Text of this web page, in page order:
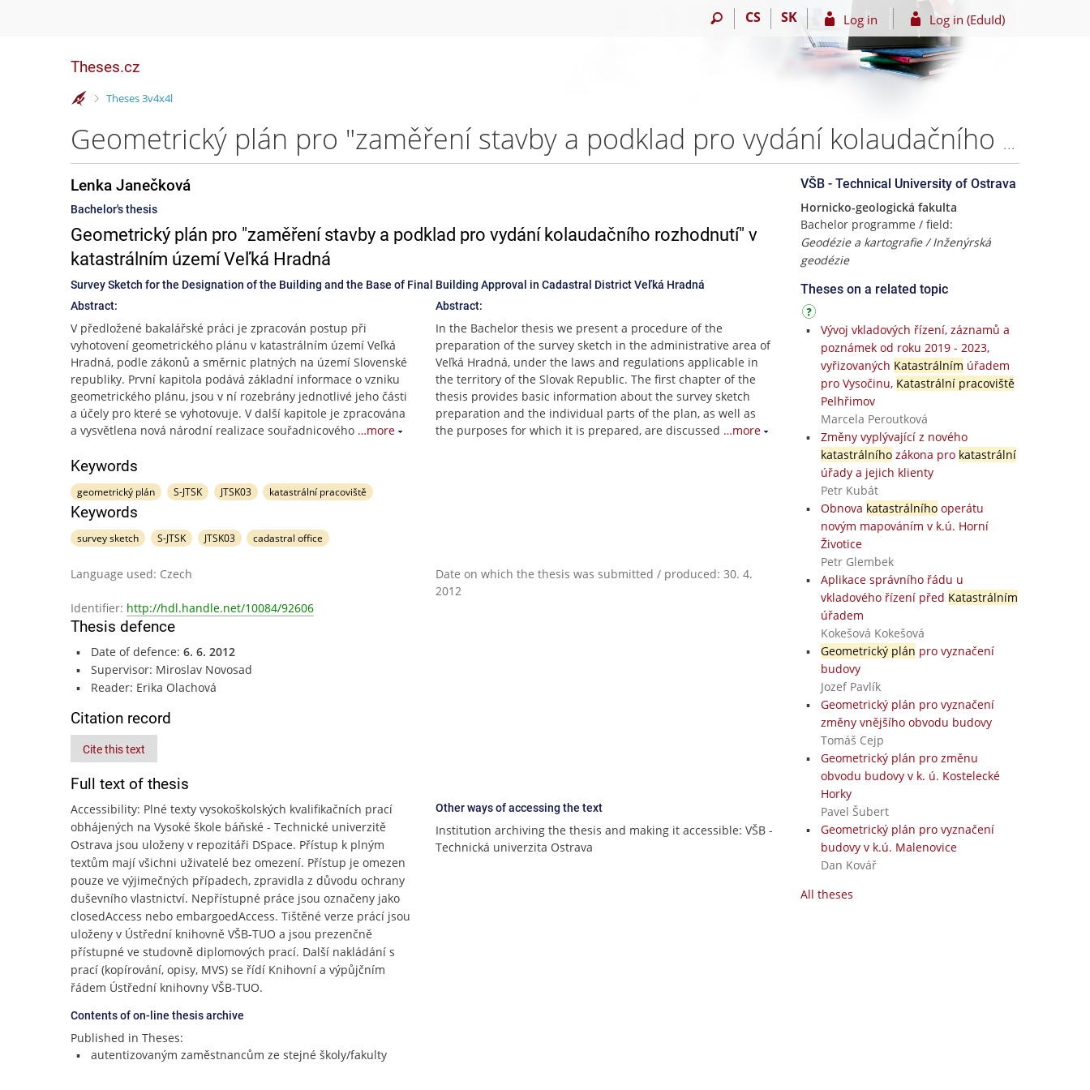
CS SK Log in Log in (EduId)
Theses.cz
>
Theses 3v4x4l
Geometrický plán pro "zaměření stavby a podklad pro vydání kolaudačního rozhodnutí" v katastrálním území Veľká Hradná – Lenka Janečková
Lenka Janečková
Bachelor's thesis
Geometrický plán pro "zaměření stavby a podklad pro vydání kolaudačního rozhodnutí" v
katastrálním území Veľká Hradná
Survey Sketch for the Designation of the Building and the Base of Final Building Approval in Cadastral District Veľká Hradná
Abstract:
V předložené bakalářské práci je zpracován postup při
vyhotovení geometrického plánu v katastrálním území Veľká
Hradná, podle zákonů a směrnic platných na území Slovenské
republiky. První kapitola podává základní informace o vzniku
geometrického plánu, jsou v ní rozebrány jednotlivé jeho části
a účely pro které se vyhotovuje. V další kapitole je zpracována
a vysvětlena nová národní realizace souřadnicového …more
Abstract:
In the Bachelor thesis we present a procedure of the
preparation of the survey sketch in the administrative area of
Veľká Hradná, under the laws and regulations applicable in
the territory of the Slovak Republic. The first chapter of the
thesis provides basic information about the survey sketch
preparation and the individual parts of the plan, as well as
the purposes for which it is prepared, are discussed …more
Keywords
geometrický plán S-JTSK JTSK03 katastrální pracoviště
Keywords
survey sketch S-JTSK JTSK03 cadastral office
Language used: Czech
Date on which the thesis was submitted / produced: 30. 4.
2012
Identifier: http://hdl.handle.net/10084/92606
Thesis defence
Date of defence: 6. 6. 2012
Supervisor: Miroslav Novosad
Reader: Erika Olachová
Citation record
Cite this text
Full text of thesis
Accessibility: Plné texty vysokoškolských kvalifikačních prací
obhájených na Vysoké škole báňské - Technické univerzitě
Ostrava jsou uloženy v repozitáři DSpace. Přístup k plným
textům mají všichni uživatelé bez omezení. Přístup je omezen
pouze ve výjimečných případech, zpravidla z důvodu ochrany
duševního vlastnictví. Nepřístupné práce jsou označeny jako
closedAccess nebo embargoedAccess. Tištěné verze prácí jsou
uloženy v Ústřední knihovně VŠB-TUO a jsou prezenčně
přístupné ve studovně diplomových prací. Další nakládání s
prací (kopírování, opisy, MVS) se řídí Knihovní a výpůjčním
řádem Ústřední knihovny VŠB-TUO.
Contents of on-line thesis archive
Published in Theses:
autentizovaným zaměstnancům ze stejné školy/fakulty
Other ways of accessing the text
Institution archiving the thesis and making it accessible: VŠB -
Technická univerzita Ostrava
VŠB - Technical University of Ostrava
Hornicko-geologická fakulta
Bachelor programme / field:
Geodézie a kartografie / Inženýrská
geodézie
Theses on a related topic
Vývoj vkladových řízení, záznamů a
poznámek od roku 2019 - 2023,
vyřizovaných Katastrálním úřadem
pro Vysočinu, Katastrální pracoviště
Pelhřimov
Marcela Peroutková
Změny vyplývající z nového
katastrálníhozákona pro katastrální
úřady a jejich klienty
Petr Kubát
Obnova katastrálníhooperátu
novým mapováním v k.ú. Horní
Životice
Petr Glembek
Aplikace správního řádu u
vkladového řízení před Katastrálním
úřadem
Kokešová Kokešová
Geometrický plán pro vyznačení
budovy
Jozef Pavlík
Geometrický plán pro vyznačení
změny vnějšího obvodu budovy
Tomáš Cejp
Geometrický plán pro změnu
obvodu budovy v k. ú. Kostelecké
Horky
Pavel Šubert
Geometrický plán pro vyznačení
budovy v k.ú. Malenovice
Dan Kovář
All theses